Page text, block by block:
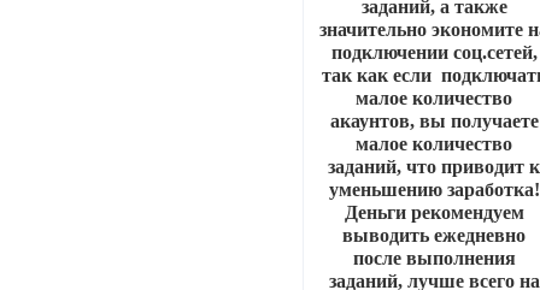
заданий, а также
значительно экономите
подключении соц.сетей,
так как если
малое количество
акаунтов, вы получаете
малое количество
заданий, что приводит к
уменьшению заработка!
Деньги рекомендуем
выводить ежедневно
после выполнения
заданий, лучше всего на